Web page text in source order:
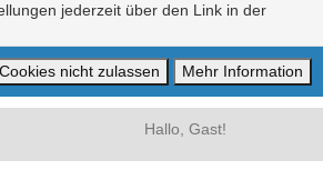
jederzeit über den Link in der
Hallo, Gast!